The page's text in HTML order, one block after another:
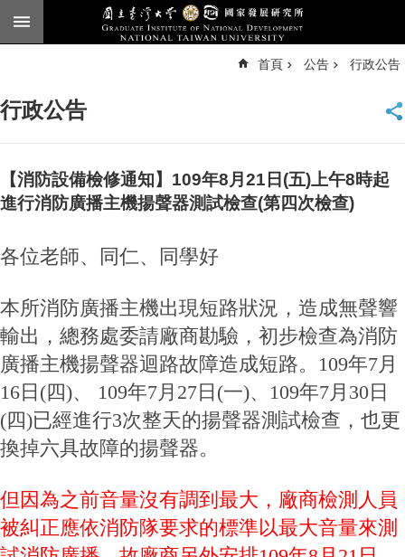
跳到主要內容區塊
臺
頁
English
告
所
簡
介
所
成
員
士
班
碩
首頁 公告 行政公告
行政公告
【消防設備檢修通知】109年8月21日(五)上午8時起
進行消防廣播主機揚聲器測試檢查(第四次檢查)
各位老師、同仁、同學好
本所消防廣播主機出現短路狀況，造成無聲響
輸出，總務處委請廠商勘驗，初步檢查為消防
廣播主機揚聲器迴路故障造成短路。109年7月
16日(四)、 109年7月27日(一)、109年7月30日
(四)已經進行3次整天的揚聲器測試檢查，也更
換掉六具故障的揚聲器。
但因為之前音量沒有調到最大，廠商檢測人員
被糾正應依消防隊要求的標準以最大音量來測